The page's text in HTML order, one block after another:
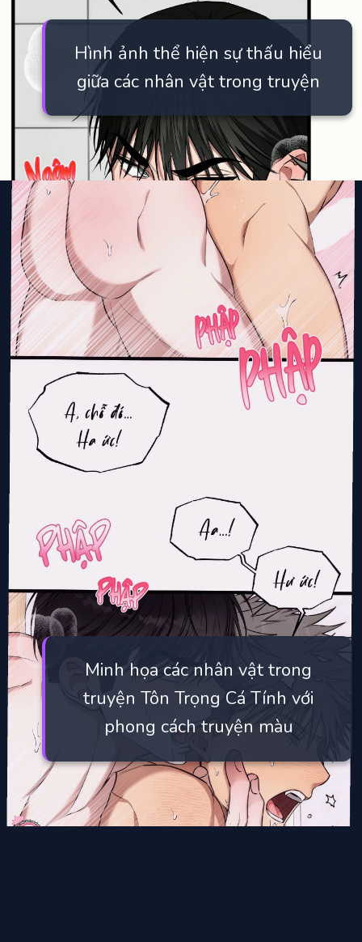
Hình ảnh thể hiện sự thấu hiểu
giữa các nhân vật trong truyện
Đang mở https://manhua.edu.vn/ton-trong-ca-tinh-bl
Minh họa các nhân vật trong
truyện Tôn Trọng Cá Tính với
phong cách truyện màu